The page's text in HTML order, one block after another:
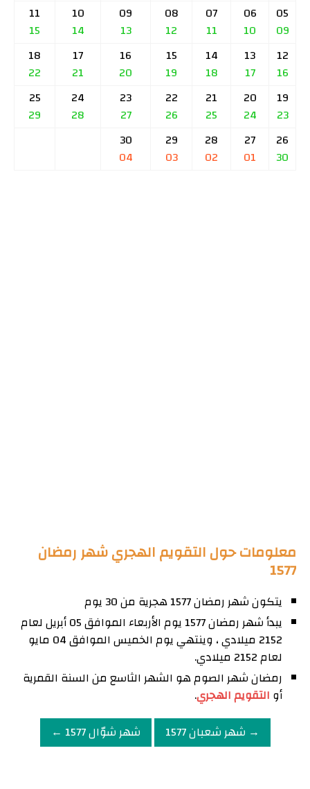
05
09
06
10
07
11
08
12
09
13
10
14
11
15
12
16
13
17
14
18
15
19
16
20
17
21
18
22
19
23
20
24
21
25
22
26
23
27
24
28
25
29
26
30
27
01
28
02
29
03
30
04
معلومات حول التقويم الهجري شهر رمضان
1577
يتكون شهر رمضان 1577 هجرية من 30 يوم
يبدأ شهر رمضان 1577 يوم الأربعاء الموافق 05 أبريل لعام
2152 ميلادي ، وينتهي يوم الخميس الموافق 04 مايو
لعام 2152 ميلادي.
رمضان شهر الصوم هو الشهر الثاسع من السنة القمرية
أو التقويم الهجري.
→ شهر شعبان 1577
شهر شوّال 1577 ←